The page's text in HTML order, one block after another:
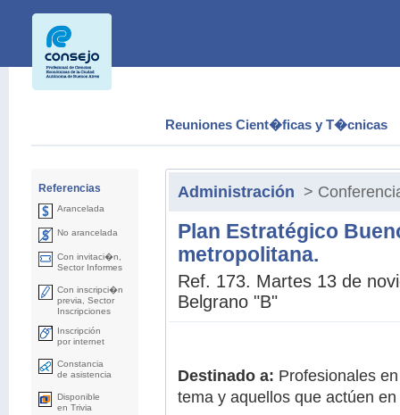
Reuniones Cient�ficas y T�cnicas
Referencias
Arancelada
No arancelada
Con invitaci�n,
Sector Informes
Con inscripci�n
previa, Sector
Inscripciones
Inscripción
por internet
Constancia
de asistencia
Disponible
en Trivia
Administración >
Plan Estratégico
metropolitana.
Ref. 173. Martes 13 de
Belgrano "B"
Destinado a: Profesionales
tema y aquellos que actúen